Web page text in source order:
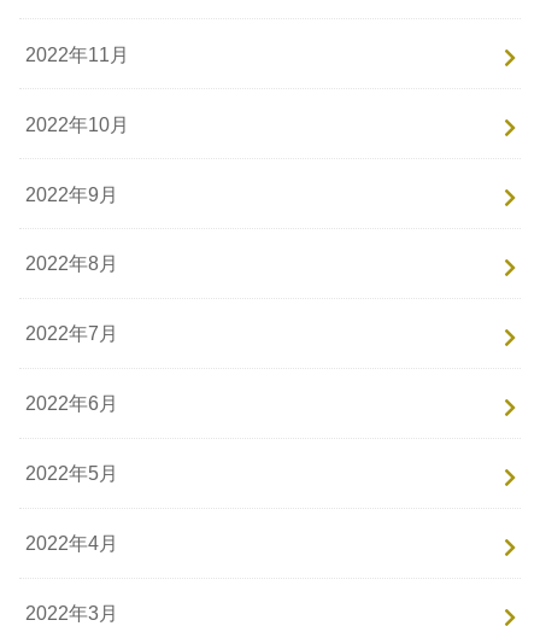
2022年11月
2022年10月
2022年9月
2022年8月
2022年7月
2022年6月
2022年5月
2022年4月
2022年3月